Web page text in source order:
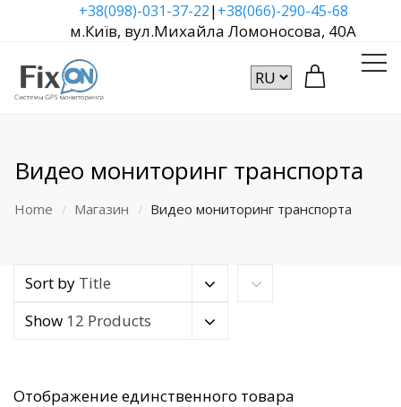
+38(098)-031-37-22|+38(066)-290-45-68
м.Київ, вул.Михайла Ломоносова, 40А
Видео мониторинг транспорта
Home Магазин Видео мониторинг транспорта
Sort by Title
Show 12 Products
Отображение единственного товара